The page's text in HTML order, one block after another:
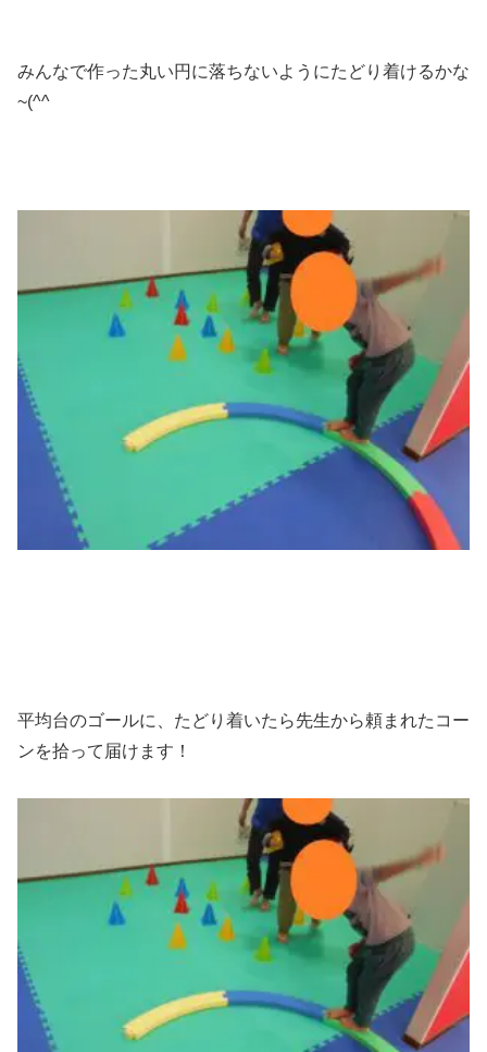
みんなで作った丸い円に落ちないようにたどり着けるかな
~(^^ゞ
平均台のゴールに、たどり着いたら先生から頼まれたコー
ンを拾って届けます！